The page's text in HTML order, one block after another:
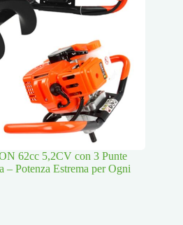
62cc 5,2CV con 3 Punte
Potenza Estrema per Ogni